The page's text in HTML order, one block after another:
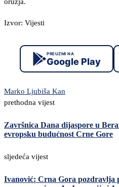
oružja.
Izvor: Vijesti
PREUZMI NA
Google Play
Marko Ljubiša Kan
prethodna vijest
Završnica Dana dijaspore u
evropsku budućnost Crne Gore
sljedeća vijest
Ivanović: Crna Gora pozdravlja